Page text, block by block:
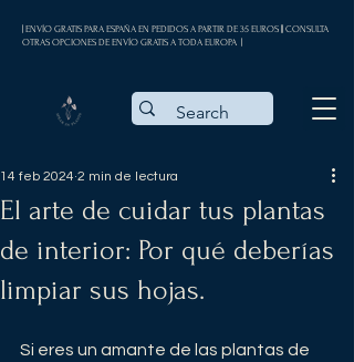
| ENVÍO GRATIS PARA ESPAÑA EN PEDIDOS A PARTIR DE 35 EUROS || CONSULTA
OTRAS OPCIONES DE ENVÍO GRATIS A TODA EUROPA |
El arte de cuidar tus plantas
de interior: Por qué deberías
limpiar sus hojas.
14 feb 2024 2 min de lectura
Si eres un amante de las plantas de